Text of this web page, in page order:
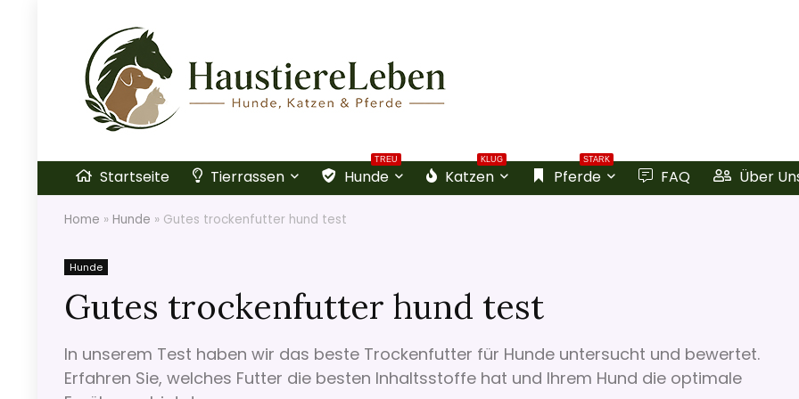
Startseite Tierrassen
TREU
Hunde
KLUG
Katzen
STARK
Pferde FAQ Über
Home » Hunde » Gutes trockenfutter hund test
Hunde
Gutes trockenfutter hund test
In unserem Test haben wir das beste Trockenfutter für Hunde untersucht und bewertet.
Erfahren Sie, welches Futter die besten Inhaltsstoffe hat und Ihrem Hund die optimale